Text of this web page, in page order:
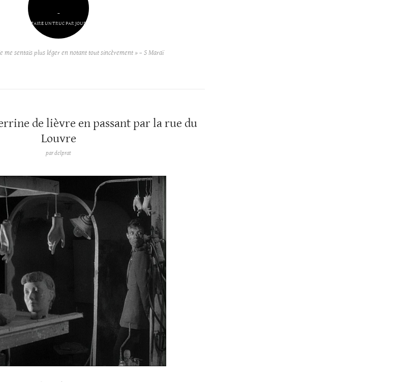
–
FAIRE UN TRUC PAR JOUR
me sentais plus léger en notant tout sincèrement » – S Maraï
de lièvre en passant par la rue du
Louvre
pardelprat